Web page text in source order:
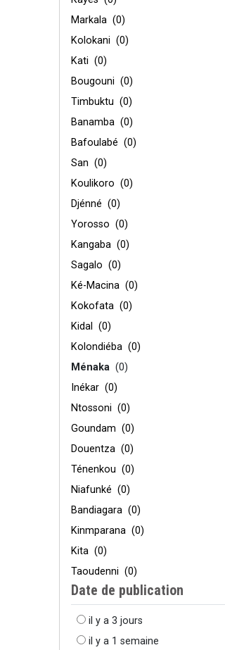
Markala (0)
Kolokani (0)
Kati (0)
Bougouni (0)
Timbuktu (0)
Banamba (0)
Bafoulabé (0)
San (0)
Koulikoro (0)
Djénné (0)
Yorosso (0)
Kangaba (0)
Sagalo (0)
Ké-Macina (0)
Kokofata (0)
Kidal (0)
Kolondiéba (0)
Ménaka (0)
Inékar (0)
Ntossoni (0)
Goundam (0)
Douentza (0)
Ténenkou (0)
Niafunké (0)
Bandiagara (0)
Kinmparana (0)
Kita (0)
Taoudenni (0)
Date de publication
il y a 3 jours
il y a 1 semaine